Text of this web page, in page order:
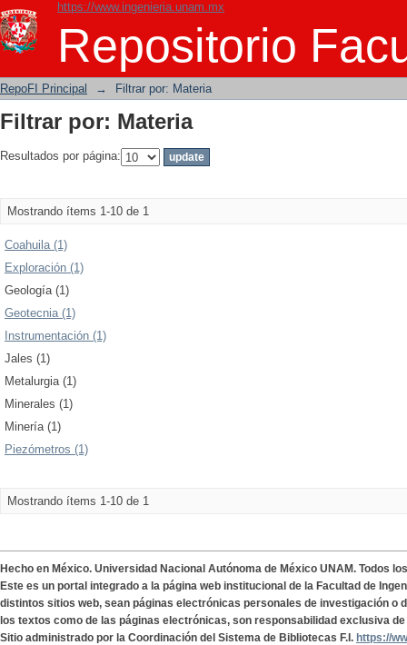
https://www.ingenieria.unam.mx
Repositorio
Filtrar por: Materia
RepoFI Principal → Filtrar por: Materia
Filtrar por: Materia
Resultados por página:
Mostrando ítems 1-10 de 1
Coahuila (1)
Exploración (1)
Geología (1)
Geotecnia (1)
Instrumentación (1)
Jales (1)
Metalurgia (1)
Minerales (1)
Minería (1)
Piezómetros (1)
Mostrando ítems 1-10 de 1
Hecho en México. Universidad Nacional Autónoma de México UNAM. Todos
Este es un portal integrado a la página web institucional de la Facultad de
distintos sitios web, sean páginas electrónicas personales de investigación o
los textos como de las páginas electrónicas, son responsabilidad exclusiva
Sitio administrado por la Coordinación del Sistema de Bibliotecas F.I. https://